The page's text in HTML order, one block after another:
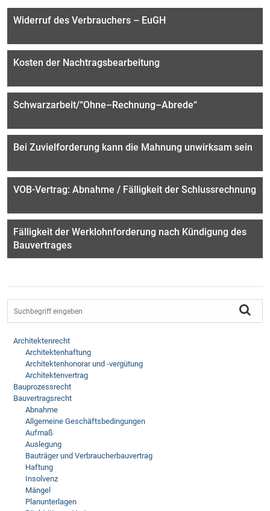
Widerruf des Verbrauchers – EuGH
Kosten der Nachtragsbearbeitung
Schwarzarbeit/“Ohne–Rechnung–Abrede“
Bei Zuvielforderung kann die Mahnung unwirksam sein
VOB-Vertrag: Abnahme / Fälligkeit der Schlussrechnung
Fälligkeit der Werklohnforderung nach Kündigung des
Bauvertrages
Architektenrecht
Architektenhaftung
Architektenhonorar und -vergütung
Architektenvertrag
Bauprozessrecht
Bauvertragsrecht
Abnahme
Allgemeine Geschäftsbedingungen
Aufmaß
Auslegung
Bauträger und Verbraucherbauvertrag
Haftung
Insolvenz
Mängel
Planunterlagen